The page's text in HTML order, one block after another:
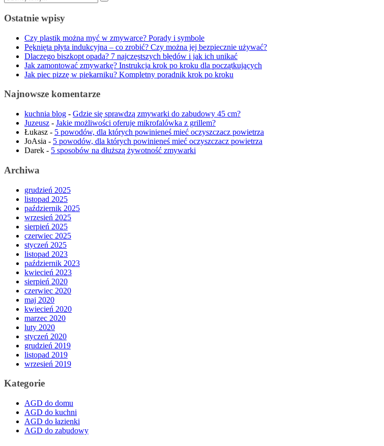
Ostatnie wpisy
Czy plastik można myć w zmywarce? Porady i symbole
Pęknięta płyta indukcyjna – co zrobić? Czy można jej bezpiecznie używać?
Dlaczego biszkopt opada? 7 najczęstszych błędów i jak ich unikać
Jak zamontować zmywarkę? Instrukcja krok po kroku dla początkujących
Jak piec pizzę w piekarniku? Kompletny poradnik krok po kroku
Najnowsze komentarze
kuchnia blog - Gdzie się sprawdzą zmywarki do zabudowy 45 cm?
Juzeusz - Jakie możliwości oferuje mikrofalówka z grillem?
Łukasz - 5 powodów, dla których powinieneś mieć oczyszczacz powietrza
JoAsia - 5 powodów, dla których powinieneś mieć oczyszczacz powietrza
Darek - 5 sposobów na dłuższą żywotność zmywarki
Archiwa
grudzień 2025
listopad 2025
październik 2025
wrzesień 2025
sierpień 2025
czerwiec 2025
styczeń 2025
listopad 2023
październik 2023
kwiecień 2023
sierpień 2020
czerwiec 2020
maj 2020
kwiecień 2020
marzec 2020
luty 2020
styczeń 2020
grudzień 2019
listopad 2019
wrzesień 2019
Kategorie
AGD do domu
AGD do kuchni
AGD do łazienki
AGD do zabudowy